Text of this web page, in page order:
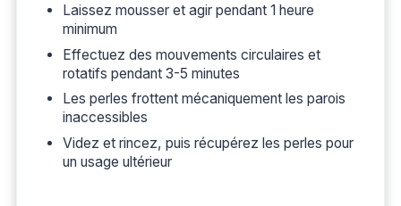
Laissez mousser et agir pendant 1 heure
minimum
Effectuez des mouvements circulaires et
rotatifs pendant 3-5 minutes
Les perles frottent mécaniquement les parois
inaccessibles
Videz et rincez, puis récupérez les perles pour
un usage ultérieur